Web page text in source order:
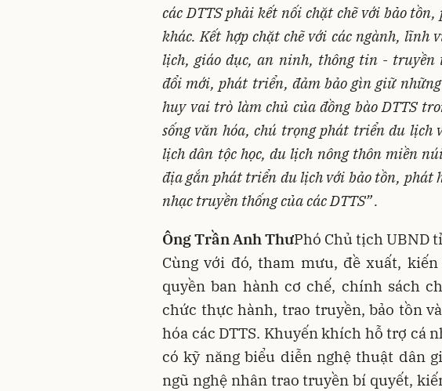
các DTTS phải kết nối chặt chẽ với bảo
khác. Kết hợp chặt chẽ với các ngành, lĩnh
lịch, giáo dục, an ninh, thông tin - truyền
đổi mới, phát triển, đảm bảo gìn giữ
huy vai trò làm chủ của đồng bào DTTS
sống văn hóa, chú trọng phát triển du lịch
lịch dân tộc học, du lịch nông thôn miền
địa gắn phát triển du lịch với bảo tồn, phát
nhạc truyền thống của các DTTS” .
Ông Trần Anh ThưPhó Chủ tịch UBND
Cùng với đó, tham mưu, đề xuất,
quyền ban hành cơ chế, chính sách
chức thực hành, trao truyền, bảo tồn
hóa các DTTS. Khuyến khích hỗ trợ cá
có kỹ năng biểu diễn nghệ thuật dân
ngũ nghệ nhân trao truyền bí quyết,